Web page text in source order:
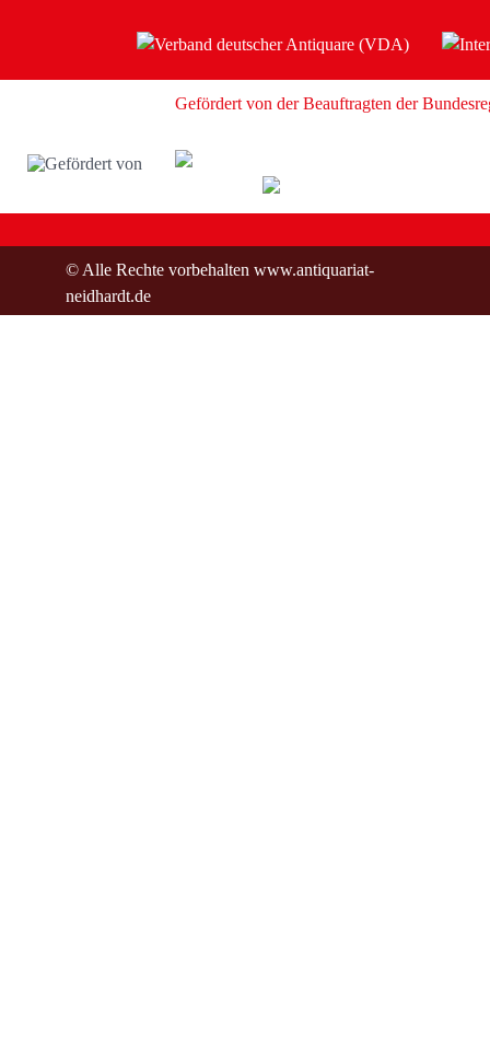
Gefördert von der Beauftragten der
© Alle Rechte vorbehalten www.antiquariat-
neidhardt.de